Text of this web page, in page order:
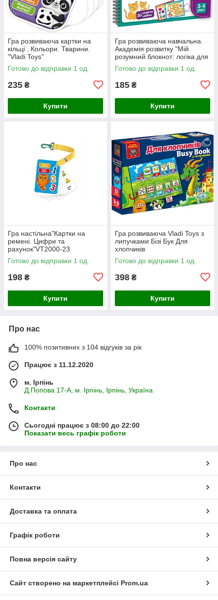
Гра розвиваюча картки на
кільці . Кольори. Тварини.
"Vladi Toys"
Готово до відправки 1 од.
235 ₴
Купити
Гра розвиваюча навчальна.
Академія розвитку "Мій
розумний блокнот: логіка для
малят"
Готово до відправки 1 од.
185 ₴
Купити
Гра настільна"Картки на
ремені. Цифри та
рахунок"VT2000-23
Готово до відправки 1 од.
198 ₴
Купити
Гра розвиваюча Vladi Toys з
липучками Бізі Бук Для
хлопчиків
Готово до відправки 1 од.
398 ₴
Купити
Про нас
100% позитивних з 104 відгуків за рік
Працює з 11.12.2020
м. Ірпінь
Д.Попова 17-А, м. Ірпінь, Ірпінь, Україна
Контакти
Сьогодні працює з 08:00 до 22:00
Показати весь графік роботи
Про нас
Контакти
Доставка та оплата
Графік роботи
Повна версія сайту
Сайт створено на маркетплейсі Prom.ua